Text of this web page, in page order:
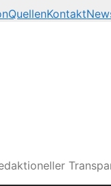
QuellenKontakt